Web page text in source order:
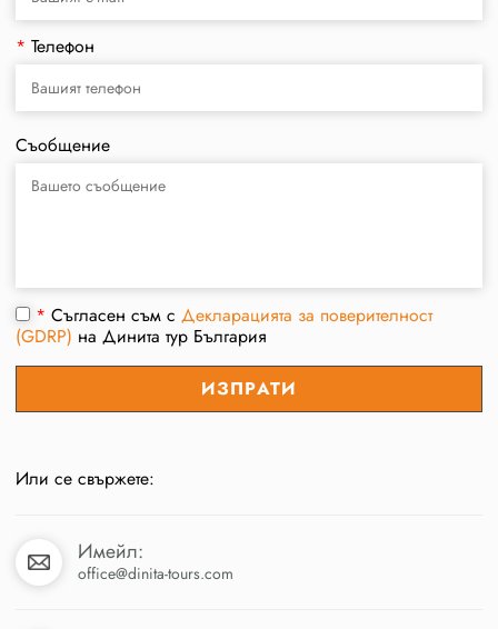
* Телефон
Съобщение
*Съгласен съм сДекларацията за поверителност
(GDRP) на Динита тур България
Или се свържете:
Имейл:
office@dinita-tours.com